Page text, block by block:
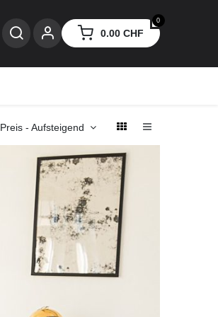
0
0.00CHF
Preis - Aufsteigend